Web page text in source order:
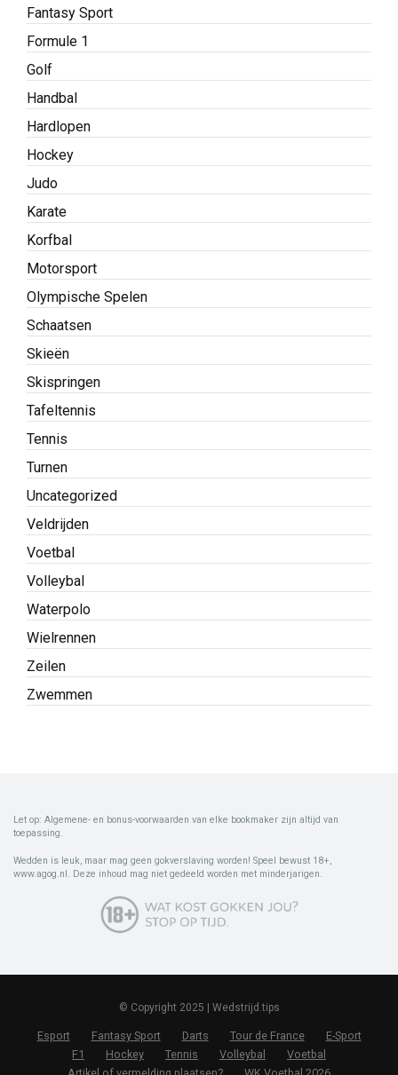
Fantasy Sport
Formule 1
Golf
Handbal
Hardlopen
Hockey
Judo
Karate
Korfbal
Motorsport
Olympische Spelen
Schaatsen
Skieën
Skispringen
Tafeltennis
Tennis
Turnen
Uncategorized
Veldrijden
Voetbal
Volleybal
Waterpolo
Wielrennen
Zeilen
Zwemmen
Let op: Algemene- en bonus-voorwaarden van elke bookmaker zijn altijd van
toepassing.
Wedden is leuk, maar mag geen gokverslaving worden! Speel bewust 18+,
www.agog.nl. Deze inhoud mag niet gedeeld worden met minderjarigen.
© Copyright 2025 | Wedstrijd.tips
Esport Fantasy Sport Darts Tour de France
E-Sport
F1
Hockey Tennis Volleybal
Voetbal